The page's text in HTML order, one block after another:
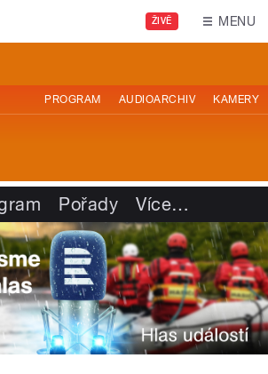
ŽIVĚ MENU
PROGRAM AUDIOARCHIV KAMERY
Pořady Více…